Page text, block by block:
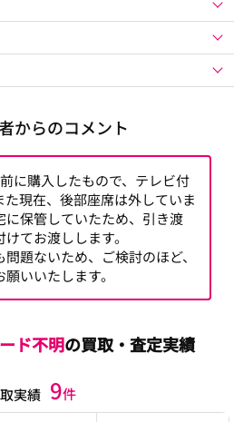
からのコメント
に購入したもので、テレビ付
た現在、後部座席は外していま
に保管していたため、引き渡
けてお渡しします。
題ないため、ご検討のほど、
いいたします。
ド不明の買取・査定実績
実績 9件